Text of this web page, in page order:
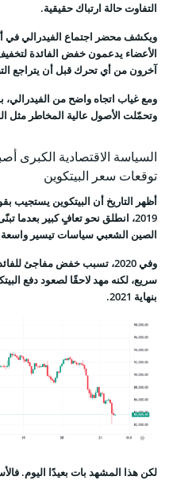
التفاوت حالة ارتباك حقيقية.
ويكشف محضر اجتماع الفيدرالي في
الأعضاء يدعمون خفض الفائدة
آخرون من أي تحرك قبل أن يتراجع
ومع غياب اتجاه واضح من الفيدرالي،
وتحمّلت الأصول عالية المخاطر مثل
السياسة الاقتصادية الكبرى
توقعات سعر البيتكوين
أظهر التاريخ أن البيتكوين يستجيب
2019، انطلق نحو تعافٍ كبير بعدما
الصين الشعبي سياسات تيسير
بنهاية 2021.
لكن هذا المشهد بات بعيدًا اليوم.